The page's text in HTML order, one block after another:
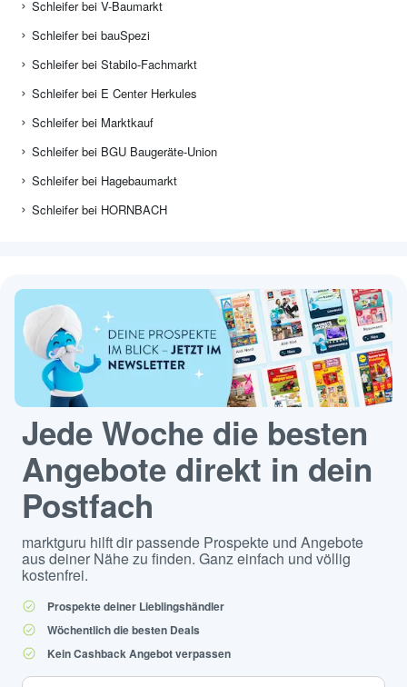
Schleifer bei V-Baumarkt
Schleifer bei bauSpezi
Schleifer bei Stabilo-Fachmarkt
Schleifer bei E Center Herkules
Schleifer bei Marktkauf
Schleifer bei BGU Baugeräte-Union
Schleifer bei Hagebaumarkt
Schleifer bei HORNBACH
Jede Woche die besten
Angebote direkt in dein
Postfach
marktguru hilft dir passende Prospekte und Angebote
aus deiner Nähe zu finden. Ganz einfach und völlig
kostenfrei.
Prospekte deiner Lieblingshändler
Wöchentlich die besten Deals
Kein Cashback Angebot verpassen